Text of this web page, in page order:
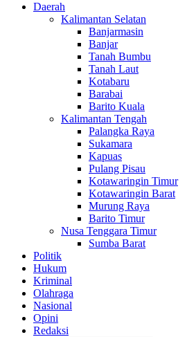
Daerah
Kalimantan Selatan
Banjarmasin
Banjar
Tanah Bumbu
Tanah Laut
Kotabaru
Barabai
Barito Kuala
Kalimantan Tengah
Palangka Raya
Sukamara
Kapuas
Pulang Pisau
Kotawaringin Timur
Kotawaringin Barat
Murung Raya
Barito Timur
Nusa Tenggara Timur
Sumba Barat
Politik
Hukum
Kriminal
Olahraga
Nasional
Opini
Redaksi